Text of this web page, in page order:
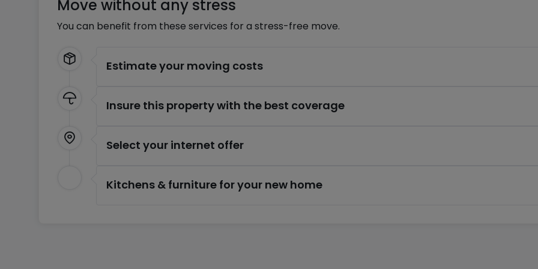
Verkaufspreis: 589.000€ (verhandelbar)
für weitere Informationen zu kontaktieren.
Move without any stress
You can benefit from these services for a stress-free move.
Estimate your moving costs
Insure this property with the best coverage
Select your internet offer
Kitchens & furniture for your new home